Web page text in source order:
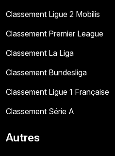
Classement Ligue 2 Mobilis
Classement Premier League
Classement La Liga
Classement Bundesliga
Classement Ligue 1 Française
Classement Série A
Autres